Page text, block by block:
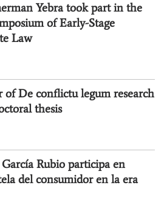
Yebra took part in the
of Early-Stage
Law
of De conflictu legum research
thesis
Rubio participa en
del consumidor en la era